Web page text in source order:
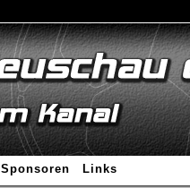
Sponsoren Links